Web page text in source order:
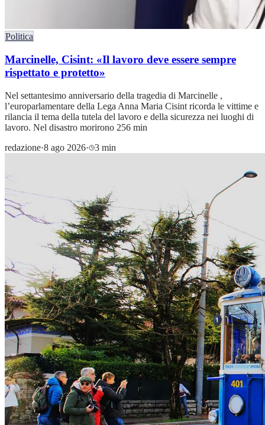
Politica
Marcinelle, Cisint: «Il lavoro deve essere sempre
rispettato e protetto»
Nel settantesimo anniversario della tragedia di Marcinelle ,
l’europarlamentare della Lega Anna Maria Cisint ricorda le vittime e
rilancia il tema della tutela del lavoro e della sicurezza nei luoghi di
lavoro. Nel disastro morirono 256 min
redazione·8 ago 2026· 3 min